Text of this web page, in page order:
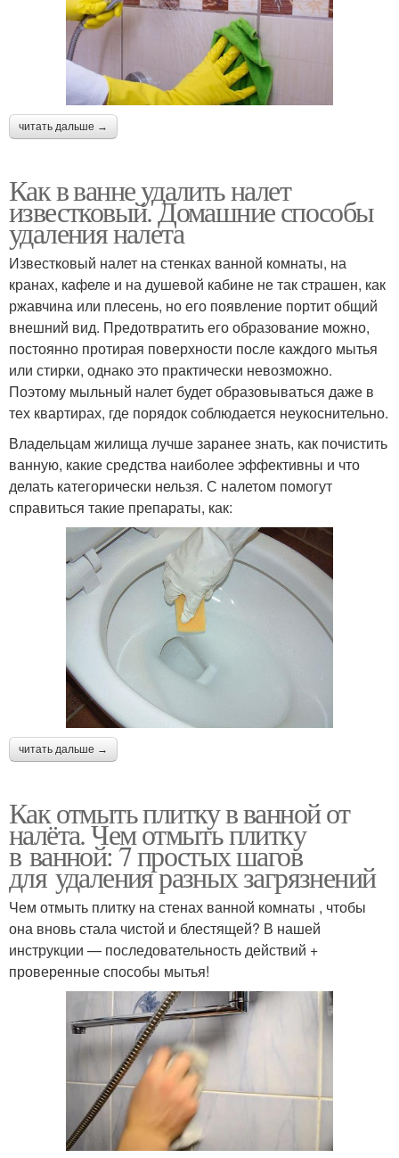
читать дальше →
Как в ванне удалить налет
известковый. Домашние способы
удаления налета
Известковый налет на стенках ванной комнаты, на
кранах, кафеле и на душевой кабине не так страшен, как
ржавчина или плесень, но его появление портит общий
внешний вид. Предотвратить его образование можно,
постоянно протирая поверхности после каждого мытья
или стирки, однако это практически невозможно.
Поэтому мыльный налет будет образовываться даже в
тех квартирах, где порядок соблюдается неукоснительно.
Владельцам жилища лучше заранее знать, как почистить
ванную, какие средства наиболее эффективны и что
делать категорически нельзя. С налетом помогут
справиться такие препараты, как:
читать дальше →
Как отмыть плитку в ванной от
налёта. Чем отмыть плитку
в ванной: 7 простых шагов
для удаления разных загрязнений
Чем отмыть плитку на стенах ванной комнаты , чтобы
она вновь стала чистой и блестящей? В нашей
инструкции — последовательность действий +
проверенные способы мытья!